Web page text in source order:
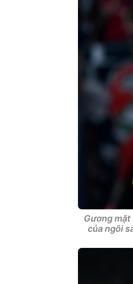
Gương
của ngôi